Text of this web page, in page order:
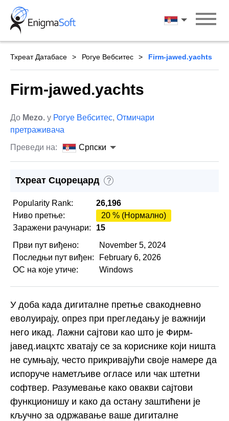
Skip
content
Српски
Тхреат Датабасе Рогуе Вебситес Firm-jawed.yachts
Firm-jawed.yachts
До Mezo. у Рогуе Вебситес, Отмичари
претраживача
Преведи на:
Српски
Тхреат Сцорецард ?
Popularity Rank:
26,196
Ниво претње:
20 % (Нормално)
Заражени рачунари:
15
Први пут виђено:
November 5, 2024
Последњи пут виђен:
February 6, 2026
ОС на које утиче:
Windows
У доба када дигиталне претње свакодневно
еволуирају, опрез при прегледању је важнији
него икад. Лажни сајтови као што је Фирм-
јавед.иацхтс хватају се за кориснике који ништа
не сумњају, често прикривајући своје намере да
испоруче наметљиве огласе или чак штетни
софтвер. Разумевање како овакви сајтови
функционишу и како да остану заштићени је
кључно за одржавање ваше дигиталне